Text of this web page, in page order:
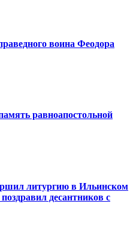
воина Феодора
равноапостольной
литургию в Ильинском
десантников с